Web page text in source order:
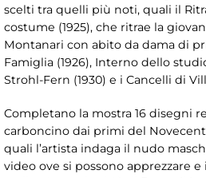
scelti tra quelli più noti, quali il
costume (1925), che ritrae la
Montanari con abito da dama di
Famiglia (1926), Interno dello
Strohl-Fern (1930) e i Cancelli di
Completano la mostra 16 disegni
carboncino dai primi del
quali l’artista indaga il nudo
video ove si possono apprezzare